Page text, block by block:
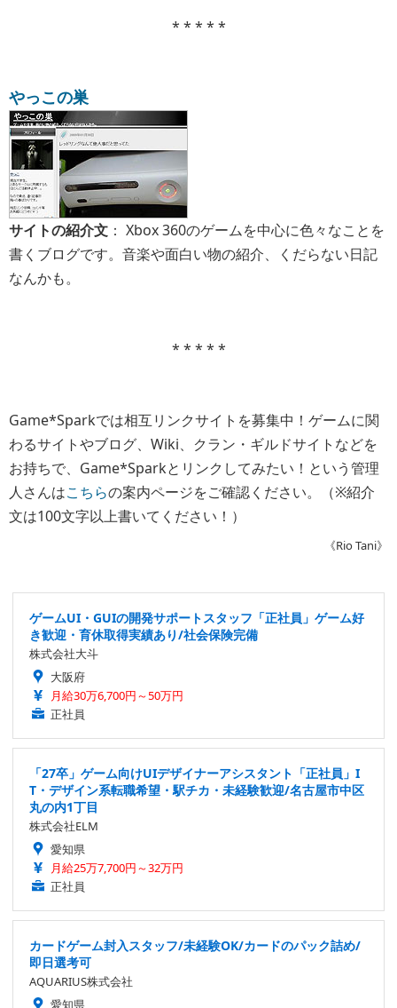
* * * * *
やっこの巣
サイトの紹介文 ： Xbox 360のゲームを中心に色々なことを
書くブログです。音楽や面白い物の紹介、くだらない日記
なんかも。
* * * * *
Game*Sparkでは相互リンクサイトを募集中！ゲームに関
わるサイトやブログ、Wiki、クラン・ギルドサイトなどを
お持ちで、Game*Sparkとリンクしてみたい！という管理
人さんはこちらの案内ページをご確認ください。（※紹介
文は100文字以上書いてください！）
《Rio Tani》
ゲームUI・GUIの開発サポートスタッフ「正社員」ゲーム好
き歓迎・育休取得実績あり/社会保険完備
株式会社大斗
大阪府
月給30万6,700円～50万円
正社員
「27卒」ゲーム向けUIデザイナーアシスタント「正社員」I
T・デザイン系転職希望・駅チカ・未経験歓迎/名古屋市中区
丸の内1丁目
株式会社ELM
愛知県
月給25万7,700円～32万円
正社員
カードゲーム封入スタッフ/未経験OK/カードのパック詰め/
即日選考可
AQUARIUS株式会社
愛知県